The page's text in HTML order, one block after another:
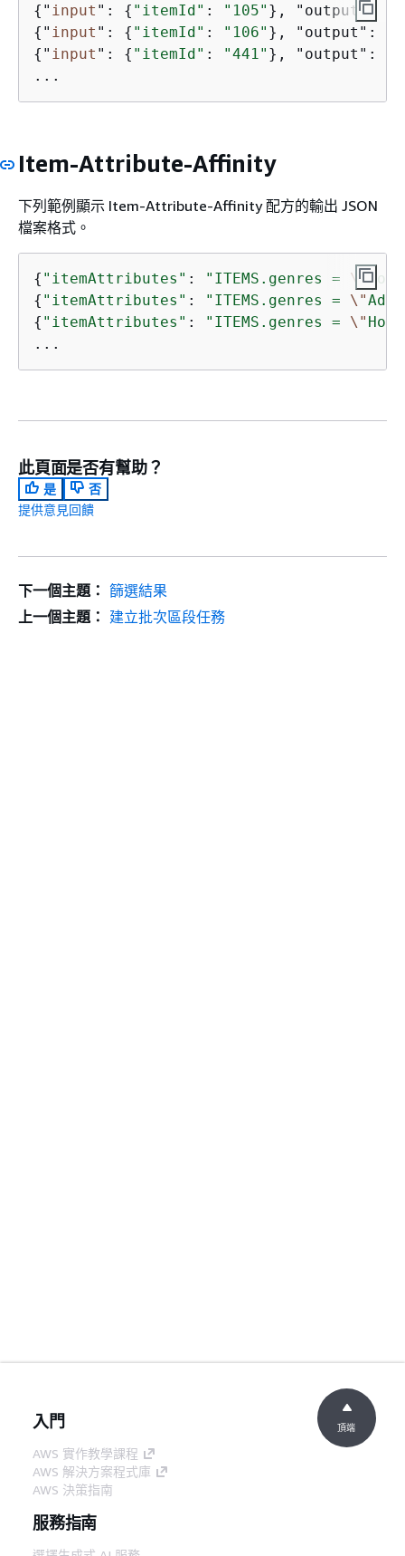
{ " input ": { "itemId" : "105" }, "output":
{ " input ": { "itemId" : "106" }, "output":
{ " input ": { "itemId" : "441" }, "output":
...
Item-Attribute-Affinity
下列範例顯示 Item-Attribute-Affinity 配方的輸出 JSON
檔案格式。
{ "itemAttributes" : "ITEMS.genres = \"
{ "itemAttributes" : "ITEMS.genres = \"
{ "itemAttributes" : "ITEMS.genres = \"
...
此頁面是否有幫助？
是
否
提供意見回饋
下一個主題： 篩選結果
上一個主題： 建立批次區段任務
入門
AWS 實作教學課程
AWS 解決方案程式庫
AWS 決策指南
服務指南
頂端